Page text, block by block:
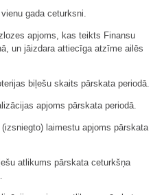
gada ceturksni.
apjoms, kas teikts Finansu
un jāizdara attiecīga atzīme ailēs
biļešu skaits pārskata periodā.
apjoms pārskata periodā.
laimestu apjoms pārskata
atlikums pārskata ceturkšņa